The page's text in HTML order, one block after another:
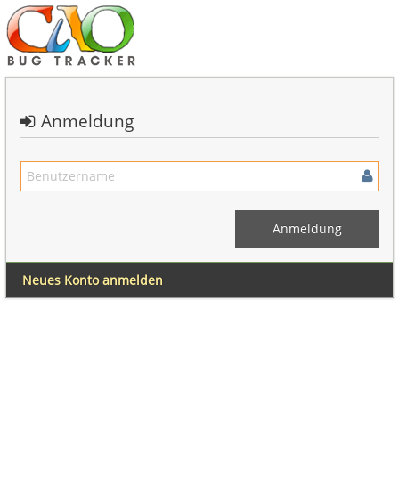
Anmeldung
Neues Konto anmelden